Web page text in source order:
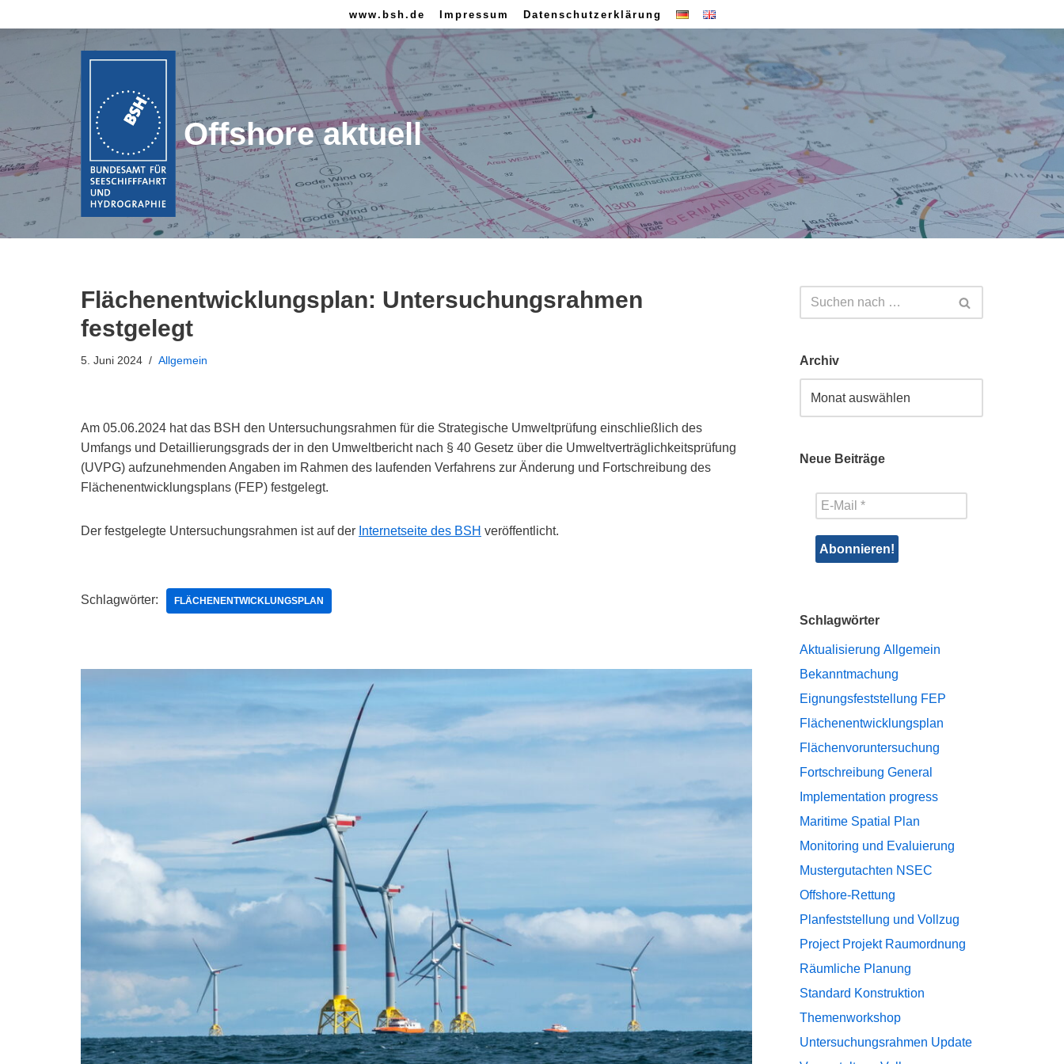
springen
www.bsh.de Impressum Datenschutzerklärung
Offshore aktuell
Flächenentwicklungsplan: Untersuchungsrahmen
festgelegt
5. Juni 2024 Allgemein
Am 05.06.2024 hat das BSH den Untersuchungsrahmen für die Strategische Umweltprüfung einschließlich des
Umfangs und Detaillierungsgrads der in den Umweltbericht nach § 40 Gesetz über die Umweltverträglichkeitsprüfung
(UVPG) aufzunehmenden Angaben im Rahmen des laufenden Verfahrens zur Änderung und Fortschreibung des
Flächenentwicklungsplans (FEP) festgelegt.
Der festgelegte Untersuchungsrahmen ist auf der Internetseite des BSH veröffentlicht.
Schlagwörter: FLÄCHENENTWICKLUNGSPLAN
Archiv
Neue Beiträge
Schlagwörter
Aktualisierung Allgemein
Bekanntmachung
Eignungsfeststellung FEP
Flächenentwicklungsplan
Flächenvoruntersuchung
Fortschreibung General
Implementation progress
Maritime Spatial Plan
Monitoring und Evaluierung
Mustergutachten NSEC
Offshore-Rettung
Planfeststellung und Vollzug
Project Projekt Raumordnung
Räumliche Planung
Standard Konstruktion
Themenworkshop
Untersuchungsrahmen Update